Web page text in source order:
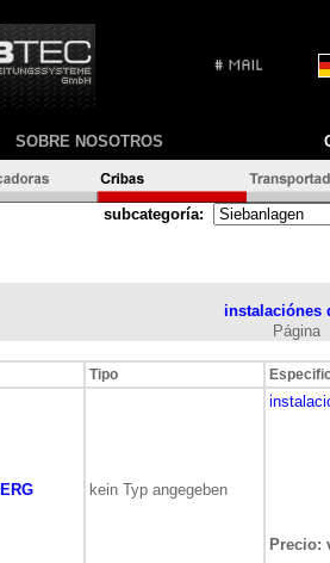
SOBRE NOSOTROS
subcategoría:
instalaciónes
Tipo
kein Typ angegeben
Precio: